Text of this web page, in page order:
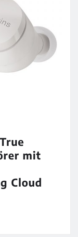
mit
Cloud